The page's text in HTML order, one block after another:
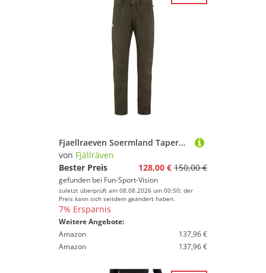
Fjaellraeven Soermland Tapered Trousers Dark Olive
von Fjällräven
Bester Preis
128,00 € 150,00 €
gefunden bei Fun-Sport-Vision
zuletzt überprüft am 08.08.2026 um 00:50; der
Preis kann sich seitdem geändert haben.
7% Ersparnis
Weitere Angebote:
Amazon
137,96 €
Amazon
137,96 €